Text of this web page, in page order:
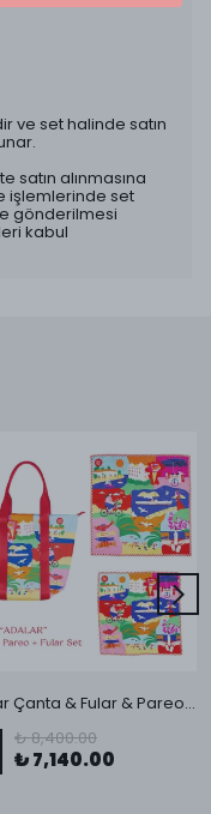
ve set halinde satın
satın alınmasına
işlemlerinde set
gönderilmesi
kabul
Adalar Çanta & Fular & Pareo Seti
₺ 8,400.00
₺ 7,140.00